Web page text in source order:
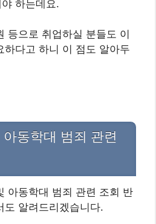
하는데요.
등으로 취업하실 분들도 이
하다고 하니 이 점도 알아두
동학대 범죄 관련
아동학대 범죄 관련 조회 반
도 알려드리겠습니다.